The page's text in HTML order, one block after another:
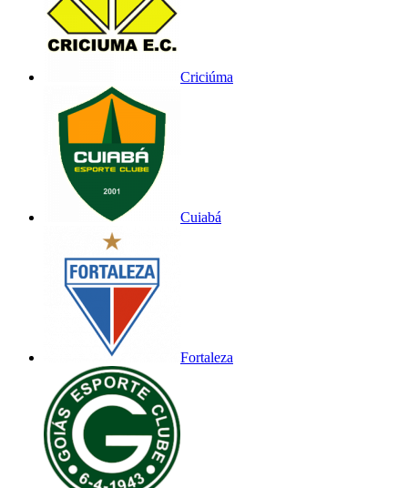
Criciúma
Cuiabá
Fortaleza